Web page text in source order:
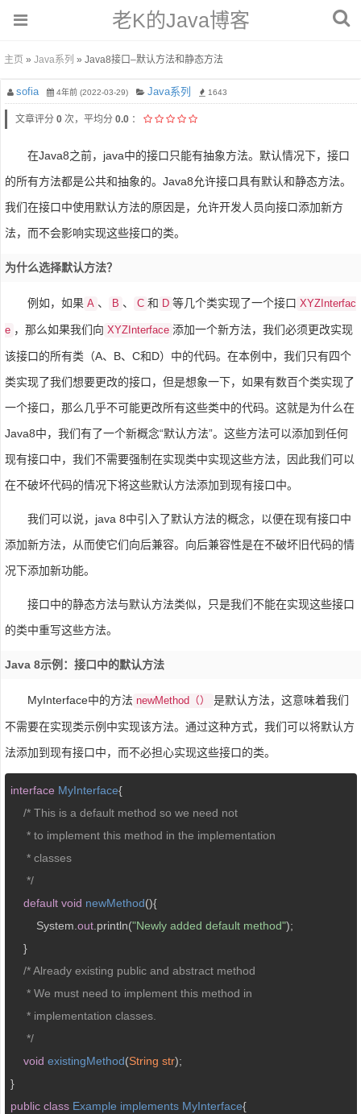
老K的Java博客
主页 » Java系列 » Java8接口–默认方法和静态方法
sofia 4年前 (2022-03-29) Java系列 1643
文章评分 0 次，平均分 0.0 ：
在Java8之前，java中的接口只能有抽象方法。默认情况下，接口
的所有方法都是公共和抽象的。Java8允许接口具有默认和静态方法。
我们在接口中使用默认方法的原因是，允许开发人员向接口添加新方
法，而不会影响实现这些接口的类。
为什么选择默认方法？
例如，如果 A 、 B 、 C 和 D 等几个类实现了一个接口 XYZInterfac
e ，那么如果我们向 XYZInterface 添加一个新方法，我们必须更改实现
该接口的所有类（A、B、C和D）中的代码。在本例中，我们只有四个
类实现了我们想要更改的接口，但是想象一下，如果有数百个类实现了
一个接口，那么几乎不可能更改所有这些类中的代码。这就是为什么在
Java8中，我们有了一个新概念“默认方法”。这些方法可以添加到任何
现有接口中，我们不需要强制在实现类中实现这些方法，因此我们可以
在不破坏代码的情况下将这些默认方法添加到现有接口中。
我们可以说，java 8中引入了默认方法的概念，以便在现有接口中
添加新方法，从而使它们向后兼容。向后兼容性是在不破坏旧代码的情
况下添加新功能。
接口中的静态方法与默认方法类似，只是我们不能在实现这些接口
的类中重写这些方法。
Java 8示例：接口中的默认方法
MyInterface中的方法 newMethod（） 是默认方法，这意味着我们
不需要在实现类示例中实现该方法。通过这种方式，我们可以将默认方
法添加到现有接口中，而不必担心实现这些接口的类。
interface MyInterface{
/* This is a default method so we need not
     * to implement this method in the implementation
     * classes
     */
default void newMethod(){
        System.
out .println("Newly added default method");
    }
/* Already existing public and abstract method
     * We must need to implement this method in
     * implementation classes.
     */
void existingMethod(String str);
public class Example implements MyInterface{